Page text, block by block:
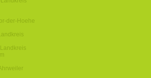
der-Hoehe